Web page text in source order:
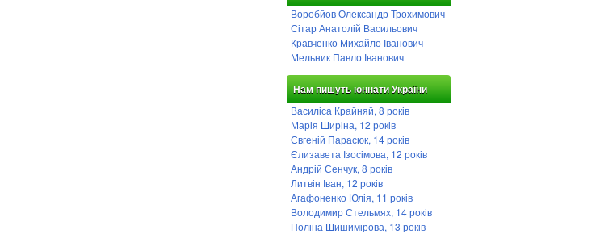
Воробйов Олександр Трохимович
Сітар Анатолій Васильович
Кравченко Михайло Іванович
Мельник Павло Іванович
Нам пишуть юннати України
Василіса Крайняй, 8 років
Марія Ширіна, 12 років
Євгеній Парасюк, 14 років
Єлизавета Ізосімова, 12 років
Андрій Сенчук, 8 років
Литвін Іван, 12 років
Агафоненко Юлія, 11 років
Володимир Стельмях, 14 років
Поліна Шишимірова, 13 років